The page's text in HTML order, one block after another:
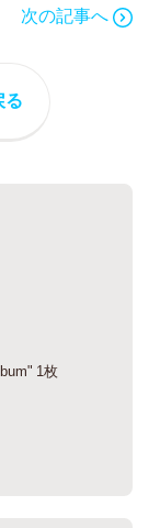
次の記事へ
1枚